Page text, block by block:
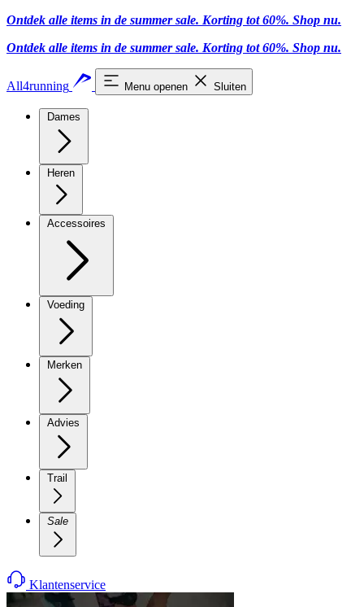
Ontdek alle items in de summer sale. Korting tot 60%. Shop nu.
Ontdek alle items in de summer sale. Korting tot 60%. Shop nu.
All4running Menu openen Sluiten
Dames
Heren
Accessoires
Voeding
Merken
Advies
Trail
Sale
Klantenservice